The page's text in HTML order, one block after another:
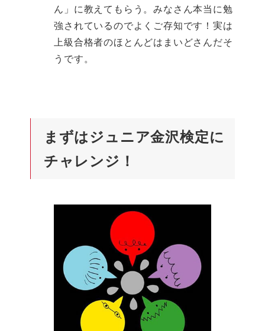
ん」に教えてもらう。みなさん本当に勉
強されているのでよくご存知です！実は
上級合格者のほとんどはまいどさんだそ
うです。
まずはジュニア金沢検定に
チャレンジ ！